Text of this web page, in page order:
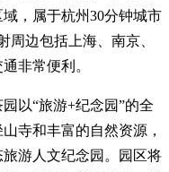
，属于杭州30分钟城市
周边包括上海、南京、
非常便利。
以“旅游+纪念园”的全
寺和丰富的自然资源，
游人文纪念园。园区将